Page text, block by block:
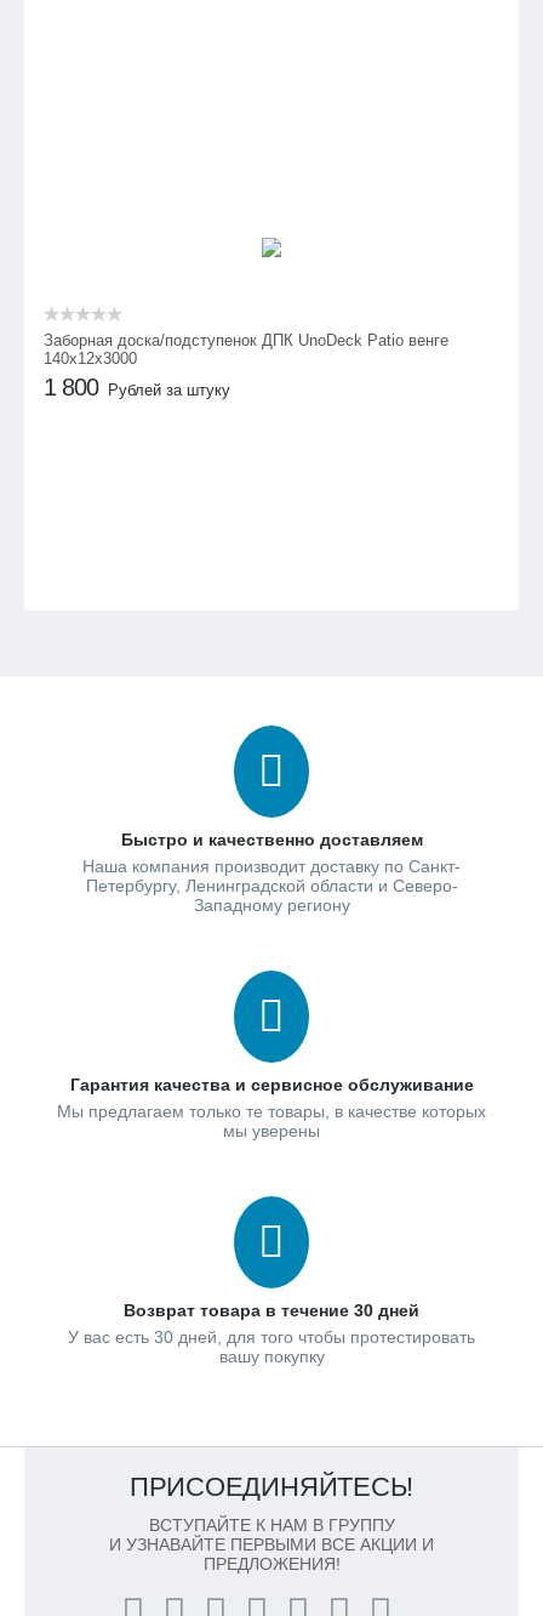
Заборная доска/подступенок ДПК UnoDeck Patio венге
140х12х3000
1 800 Рублей за штуку
Быстро и качественно доставляем
Наша компания производит доставку по Санкт-
Петербургу, Ленинградской области и Северо-
Западному региону
Гарантия качества и сервисное обслуживание
Мы предлагаем только те товары, в качестве которых
мы уверены
Возврат товара в течение 30 дней
У вас есть 30 дней, для того чтобы протестировать
вашу покупку
ПРИСОЕДИНЯЙТЕСЬ!
ВСТУПАЙТЕ К НАМ В ГРУППУ
И УЗНАВАЙТЕ ПЕРВЫМИ ВСЕ АКЦИИ И
ПРЕДЛОЖЕНИЯ!